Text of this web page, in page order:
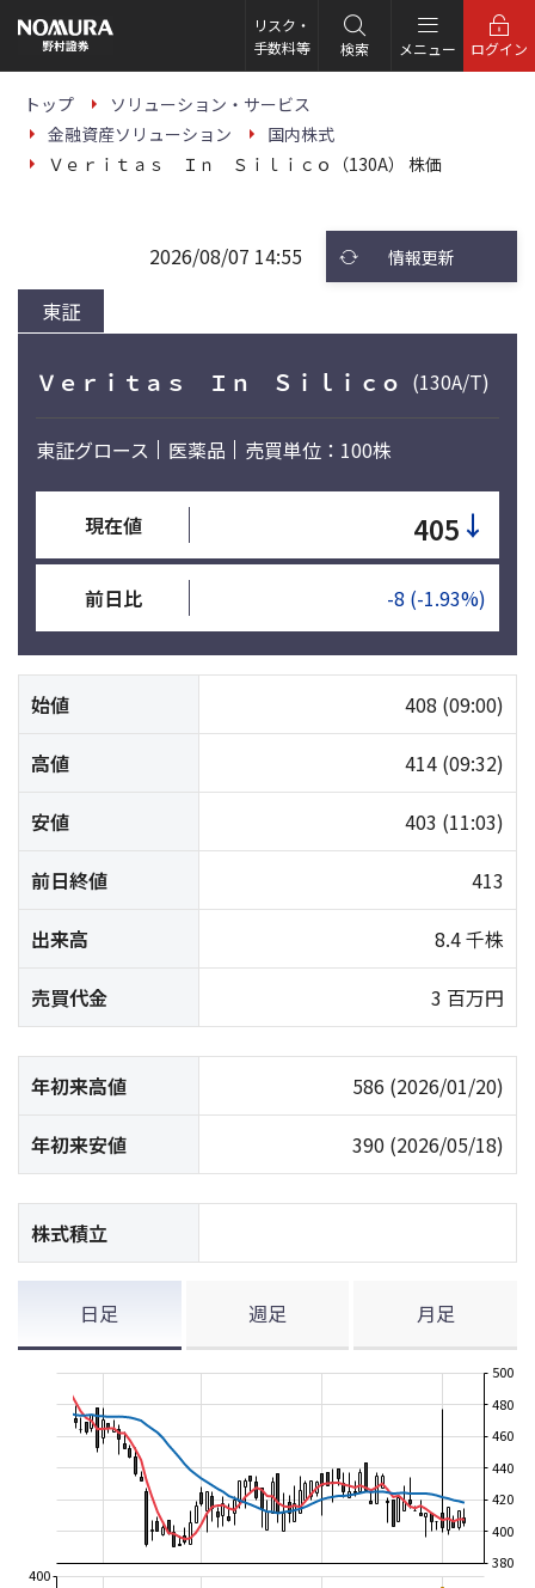
の
ー
リスク・
手数料等
検索 メニュー ログイン
トップ
ソリューション・サービス
金融資産ソリューション
国内株式
Ｖｅｒｉｔａｓ Ｉｎ Ｓｉｌｉｃｏ（130A） 株価
東証
2026/08/07 14:55 情報更新
Ｖｅｒｉｔａｓ Ｉｎ Ｓｉｌｉｃｏ (130A/T)
東証グロース 医薬品 売買単位：100株
現在値 405 ↓
前日比 -8 (-1.93%)
始値 408 (09:00)
高値 414 (09:32)
安値 403 (11:03)
前日終値 413
出来高 8.4 千株
売買代金 3 百万円
年初来高値 586 (2026/01/20)
年初来安値 390 (2026/05/18)
株式積立
日足 週足 月足
380
400
420
440
460
480
500
400